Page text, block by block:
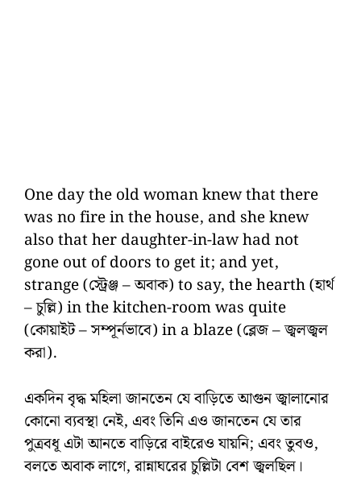
One day the old woman knew that there
was no fire in the house, and she knew
also that her daughter-in-law had not
gone out of doors to get it; and yet,
strange (স্ট্রেঞ্জ – অবাক) to say, the hearth (হার্থ
– চুল্লি) in the kitchen-room was quite
(কোয়াইট – সম্পূর্নভাবে) in a blaze (ব্লেজ – জ্বলজ্বল
করা).
একদিন বৃদ্ধ মহিলা জানতেন যে বাড়িতে আগুন জ্বালানোর
কোনো ব্যবস্থা নেই, এবং তিনি এও জানতেন যে তার
পুত্রবধূ এটা আনতে বাড়িরে বাইরেও যায়নি; এবং তুবও,
বলতে অবাক লাগে, রান্নাঘরের চুল্লিটা বেশ জ্বলছিল।